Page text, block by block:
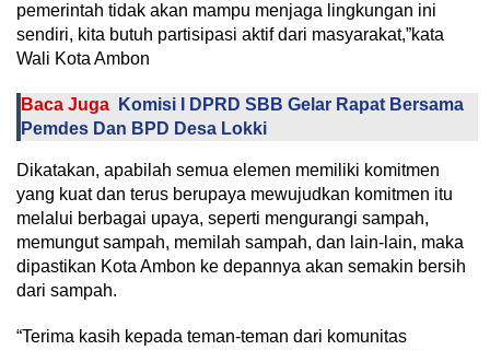
pemerintah tidak akan mampu menjaga lingkungan ini
sendiri, kita butuh partisipasi aktif dari masyarakat,”kata
Wali Kota Ambon
Baca Juga
Komisi I DPRD SBB Gelar Rapat Bersama
Pemdes Dan BPD Desa Lokki
Dikatakan, apabilah semua elemen memiliki komitmen
yang kuat dan terus berupaya mewujudkan komitmen itu
melalui berbagai upaya, seperti mengurangi sampah,
memungut sampah, memilah sampah, dan lain-lain, maka
dipastikan Kota Ambon ke depannya akan semakin bersih
dari sampah.
“Terima kasih kepada teman-teman dari komunitas